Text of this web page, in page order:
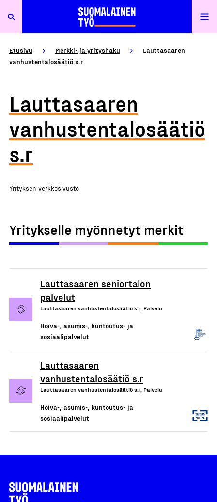
Etusivu Merkki- ja yrityshaku
Lauttasaaren
vanhustentalosäätiö s.r
Lauttasaaren
vanhustentalosäätiö
s.r
Yrityksen verkkosivusto
Yritykselle myönnetyt merkit
Lauttasaaren seniortalon
palvelut
Lauttasaaren vanhustentalosäätiö s.r, Palvelu
Hoiva-, asumis-, kuntoutus- ja
sosiaalipalvelut
Lauttasaaren
vanhustentalosäätiö s.r
Lauttasaaren vanhustentalosäätiö s.r, Palvelu
Hoiva-, asumis-, kuntoutus- ja
sosiaalipalvelut